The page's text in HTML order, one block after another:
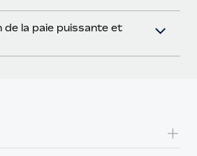
de la paie puissante et
+